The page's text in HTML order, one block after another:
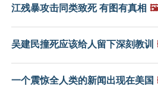
江残暴攻击同类致死 有图有真相
吴建民撞死应该给人留下深刻教训
一个震惊全人类的新闻出现在美国